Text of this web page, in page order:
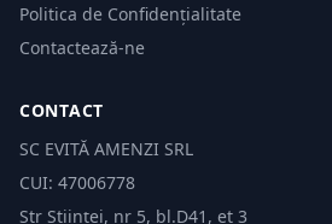
Politica de Confidențialitate
Contactează-ne
CONTACT
SC EVITĂ AMENZI SRL
CUI: 47006778
Str Științei, nr 5, bl.D41, et 3